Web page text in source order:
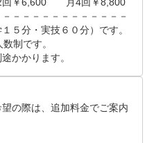
催いたしております。
で学び、レッスンで実践
トップレッスン
－－－－－－－－－－－－
５分・実技６０分）です。
制です。
かかります。
の際は、追加料金でご案内